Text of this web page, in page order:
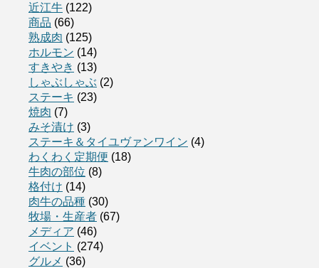
近江牛 (122)
商品 (66)
熟成肉 (125)
ホルモン (14)
すきやき (13)
しゃぶしゃぶ (2)
ステーキ (23)
焼肉 (7)
みそ漬け (3)
ステーキ＆タイユヴァンワイン (4)
わくわく定期便 (18)
牛肉の部位 (8)
格付け (14)
肉牛の品種 (30)
牧場・生産者 (67)
メディア (46)
イベント (274)
グルメ (36)